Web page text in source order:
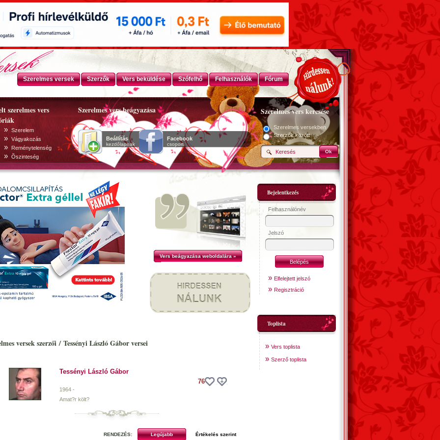
Szerelmes versek Szerzők Vers beküldése Szófelhő Felhasználók Fórum
szerelmes vers
» Szerelem
» Vágyakozás
» Reménytelenség
» Õszinteség
Szerelmes vers beágyazása
Beállítás
kezdőlapnak
Facebook
csoport
Szerelmes vers keresése
Szerelmes versekben
Szerzők között
Ok
Vers beágyazása weboldalára »
versek szerzői / Tessényi László Gábor versei
Tessényi László Gábor
76
1964 -
Amat?r költ?
RENDEZÉS:
Bejelentkezés
Felhasználónév
Jelszó
» Elfelejtett jelszó
» Regisztráció
Toplista
» Vers toplista
» Szerző toplista